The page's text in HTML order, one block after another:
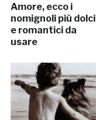
Amore, ecco i
nomignoli più dolci
e romantici da
usare